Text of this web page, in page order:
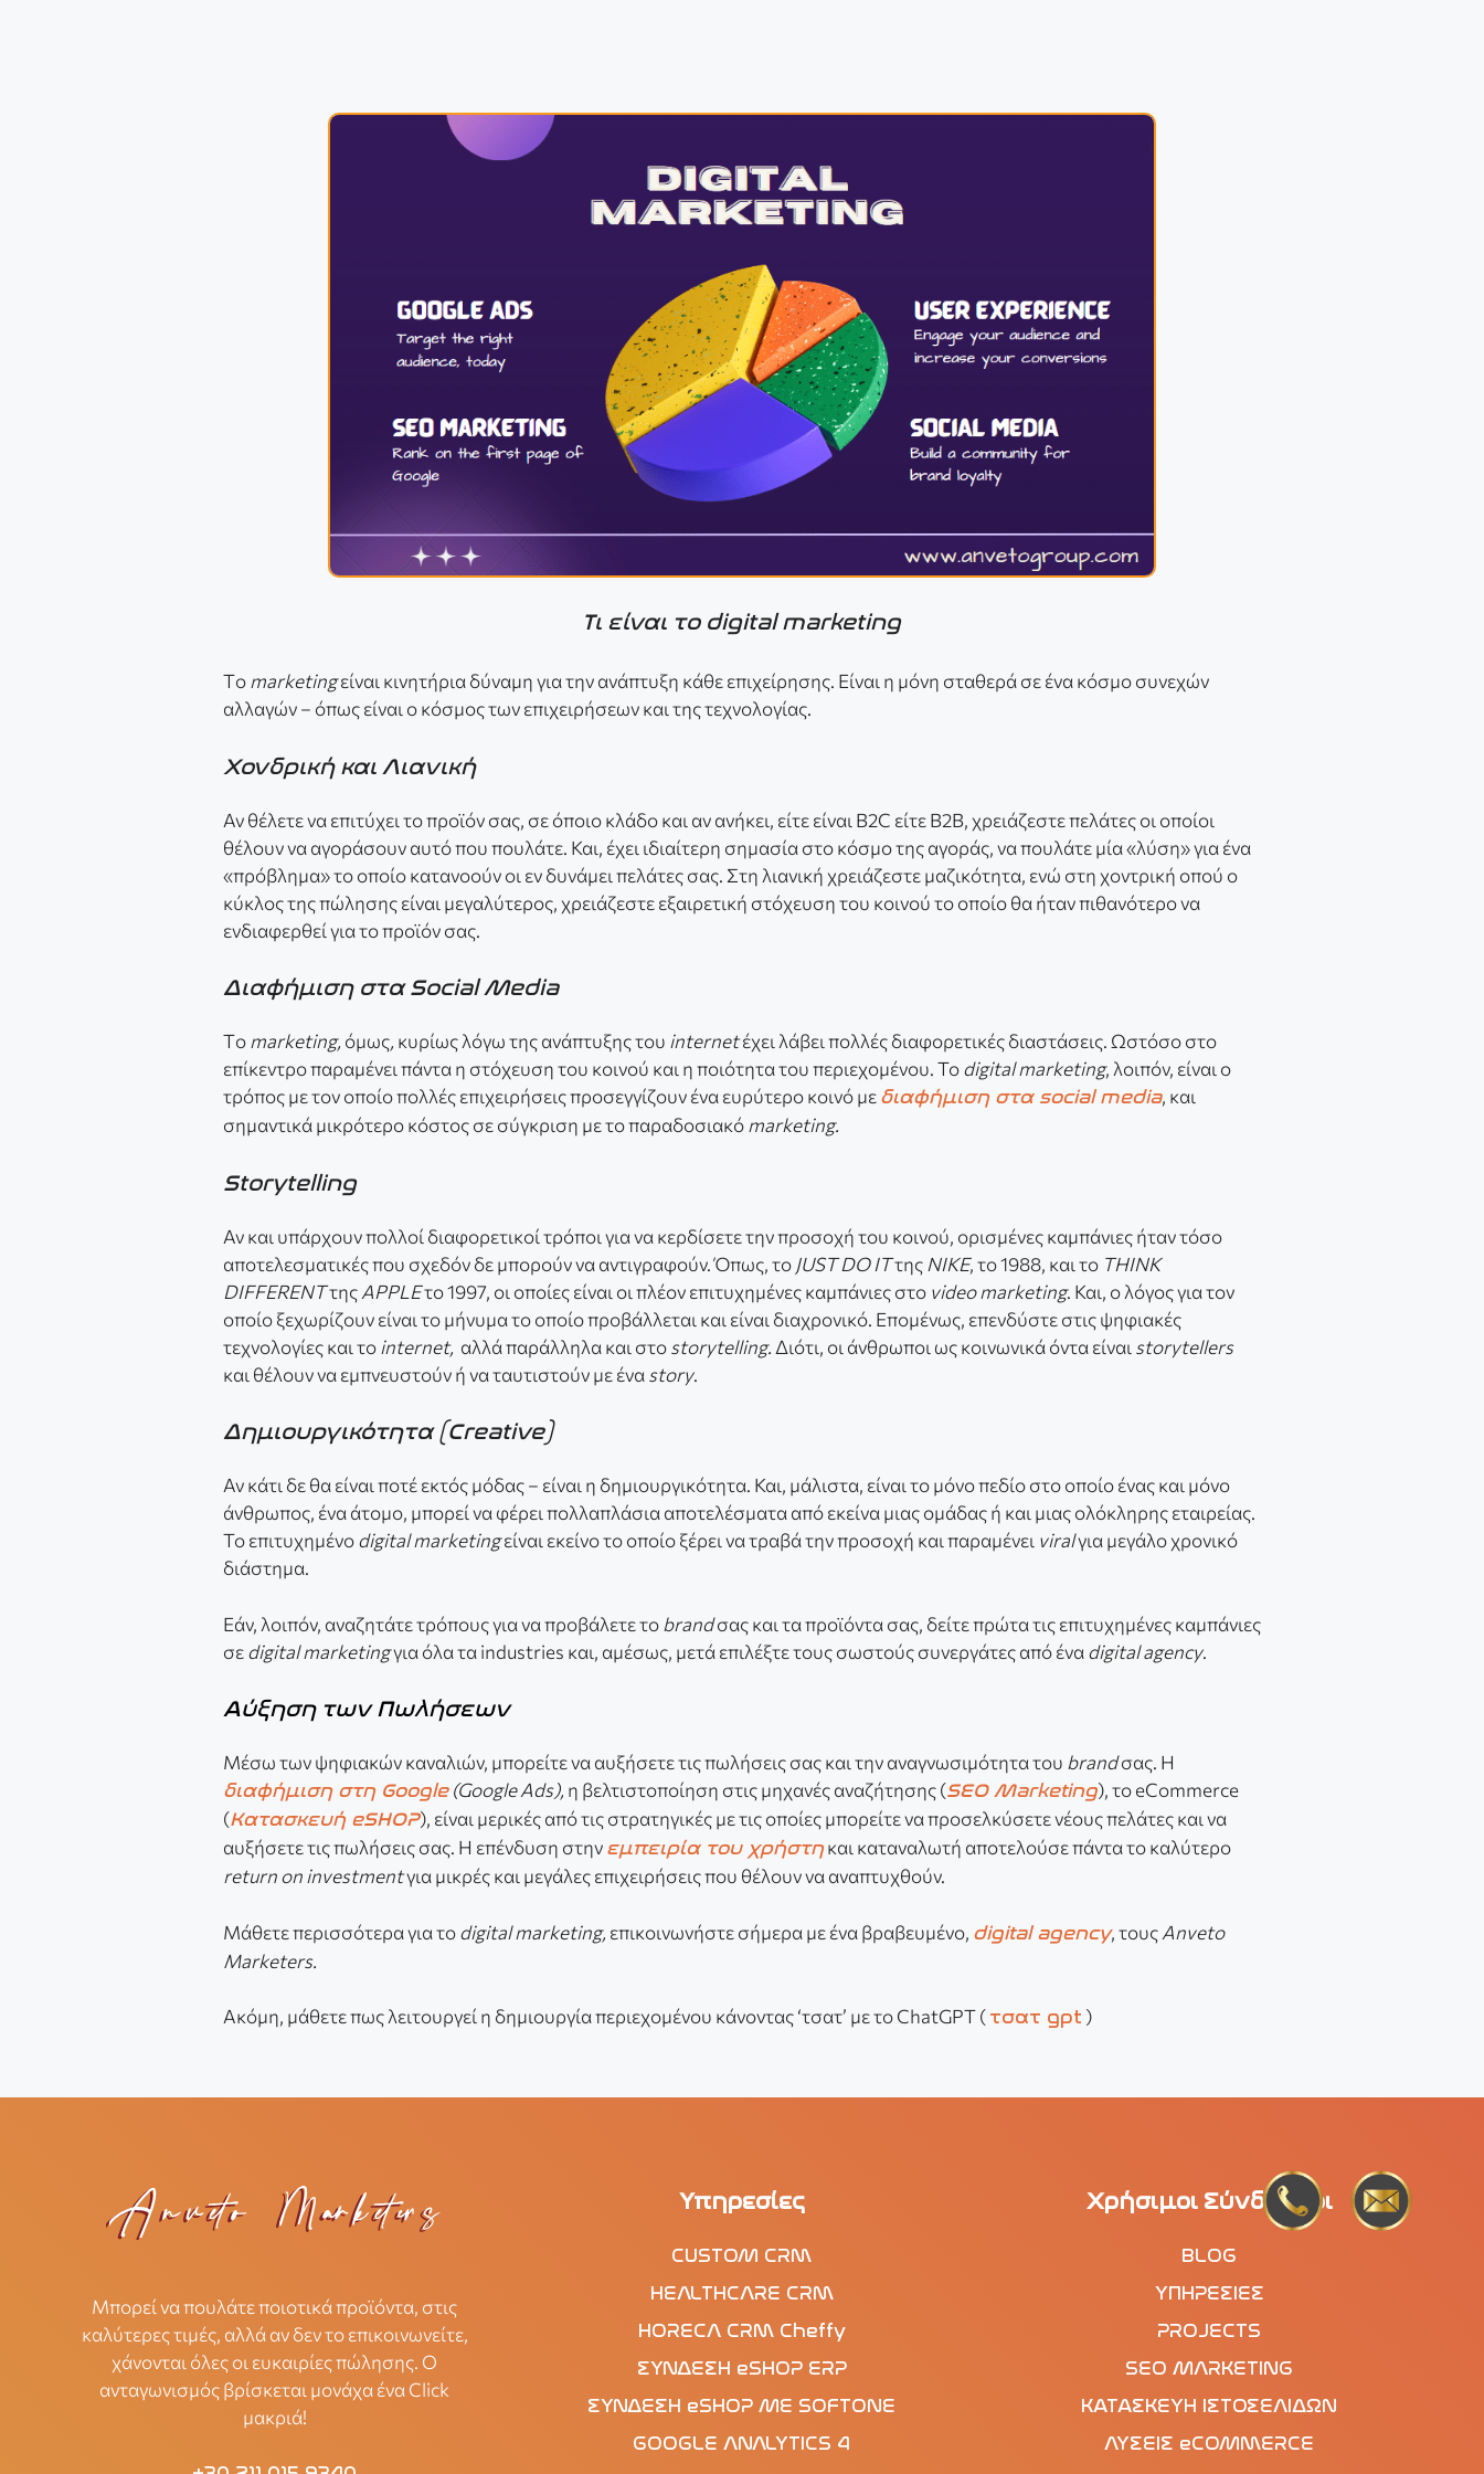
Τι είναι το digital marketing
Tο marketingείναι κινητήρια δύναμη για την ανάπτυξη κάθε επιχείρησης. Είναι η μόνη σταθερά σε ένα κόσμο συνεχών
αλλαγών – όπως είναι ο κόσμος των επιχειρήσεων και της τεχνολογίας.
Χονδρική και Λιανική
Αν θέλετε να επιτύχει το προϊόν σας, σε όποιο κλάδο και αν ανήκει, είτε είναι B2C είτε Β2Β, χρειάζεστε πελάτες οι οποίοι
θέλουν να αγοράσουν αυτό που πουλάτε. Και, έχει ιδιαίτερη σημασία στο κόσμο της αγοράς, να πουλάτε μία «λύση» για ένα
«πρόβλημα» το οποίο κατανοούν οι εν δυνάμει πελάτες σας. Στη λιανική χρειάζεστε μαζικότητα, ενώ στη χοντρική οπού ο
κύκλος της πώλησης είναι μεγαλύτερος, χρειάζεστε εξαιρετική στόχευση του κοινού το οποίο θα ήταν πιθανότερο να
ενδιαφερθεί για το προϊόν σας.
Διαφήμιση στα Social Media
Tο marketing, όμως, κυρίως λόγω της ανάπτυξης του internetέχει λάβει πολλές διαφορετικές διαστάσεις. Ωστόσο στο
επίκεντρο παραμένει πάντα η στόχευση του κοινού και η ποιότητα του περιεχομένου. Τοdigital marketing, λοιπόν, είναι ο
τρόπος με τον οποίο πολλές επιχειρήσεις προσεγγίζουν ένα ευρύτερο κοινό με διαφήμιση στα social media, και
σημαντικά μικρότερο κόστος σε σύγκριση με το παραδοσιακό marketing.
Storytelling
Αν και υπάρχουν πολλοί διαφορετικοί τρόποι για να κερδίσετε την προσοχή του κοινού, ορισμένες καμπάνιες ήταν τόσο
αποτελεσματικές που σχεδόν δε μπορούν να αντιγραφούν. Όπως, το JUST DO ITτης NΙΚΕ, το 1988, και το ΤΗΙΝΚ
DIFFERENTτηςAPPLEτο 1997, οι οποίες είναι οι πλέον επιτυχημένες καμπάνιες στο video marketing. Και, ο λόγος για τον
οποίο ξεχωρίζουν είναι το μήνυμα το οποίο προβάλλεται και είναι διαχρονικό. Επομένως, επενδύστε στις ψηφιακές
τεχνολογίες και το internet, αλλά παράλληλα και στοstorytelling. Διότι, οι άνθρωποι ως κοινωνικά όντα είναι storytellers
και θέλουν να εμπνευστούν ή να ταυτιστούν με έναstory.
Δημιουργικότητα (Creative)
Αν κάτι δε θα είναι ποτέ εκτός μόδας – είναι η δημιουργικότητα. Και, μάλιστα, είναι το μόνο πεδίο στο οποίο ένας και μόνο
άνθρωπος, ένα άτομο, μπορεί να φέρει πολλαπλάσια αποτελέσματα από εκείνα μιας ομάδας ή και μιας ολόκληρης εταιρείας.
Το επιτυχημένοdigital marketingείναι εκείνο το οποίο ξέρει να τραβά την προσοχή και παραμένει viralγια μεγάλο χρονικό
διάστημα.
Εάν, λοιπόν, αναζητάτε τρόπους για να προβάλετε το brandσας και τα προϊόντα σας, δείτε πρώτα τις επιτυχημένες καμπάνιες
σεdigital marketingγια όλα τα industries και, αμέσως, μετά επιλέξτε τους σωστούς συνεργάτες από έναdigital agency.
Αύξηση των Πωλήσεων
Μέσω των ψηφιακών καναλιών, μπορείτε να αυξήσετε τις πωλήσεις σας και την αναγνωσιμότητα του brandσας. Η
διαφήμιση στη Google (Google Ads), η βελτιστοποίηση στις μηχανές αναζήτησης (SEO Marketing), το eCommerce
(Κατασκευή eSHOP), είναι μερικές από τις στρατηγικές με τις οποίες μπορείτε να προσελκύσετε νέους πελάτες και να
αυξήσετε τις πωλήσεις σας. Η επένδυση στην εμπειρία του χρήστηκαι καταναλωτή αποτελούσε πάντα το καλύτερο
return on investmentγια μικρές και μεγάλες επιχειρήσεις που θέλουν να αναπτυχθούν.
Μάθετε περισσότερα για τοdigital marketing, επικοινωνήστε σήμερα με ένα βραβευμένο, digital agency, τουςAnveto
Marketers.
Ακόμη, μάθετε πως λειτουργεί η δημιουργία περιεχομένου κάνοντας ‘τσατ’ με το ChatGPT ( τσατ gpt )
Μπορεί να πουλάτε ποιοτικά προϊόντα, στις
καλύτερες τιμές, αλλά αν δεν το επικοινωνείτε,
χάνονται όλες οι ευκαιρίες πώλησης. Ο
ανταγωνισμός βρίσκεται μονάχα ένα Click
μακριά!
Υπηρεσίες
CUSTOM CRM
HEALTHCARE CRM
HORECA CRM Cheffy
ΣΥΝΔΕΣΗ eSHOP ERP
ΣΥΝΔΕΣΗ eSHOP ΜΕ SOFTONE
GOOGLE ANALYTICS 4
Χρήσιμοι Σύνδεσμοι
BLOG
ΥΠΗΡΕΣΙΕΣ
PROJECTS
SEO MARKETING
ΚΑΤΑΣΚΕΥΗ ΙΣΤΟΣΕΛΙΔΩΝ
ΛΥΣΕΙΣ eCOMMERCE